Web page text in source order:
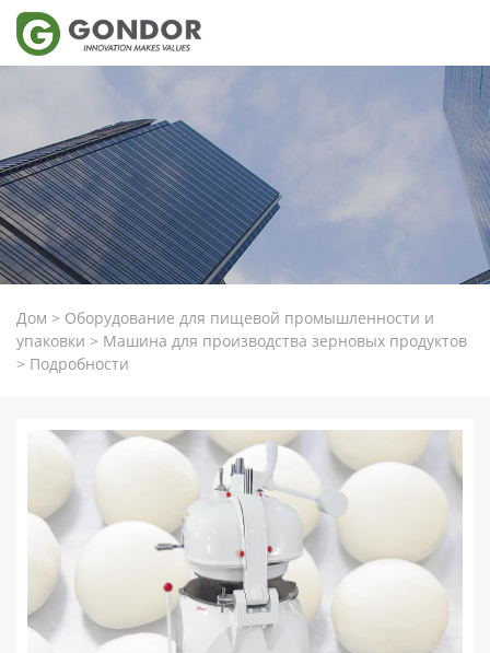
Дом > Оборудование для пищевой промышленности и
упаковки > Машина для производства зерновых продуктов
> Подробности